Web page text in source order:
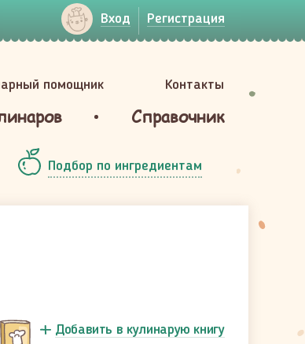
Вход Регистрация
помощник Контакты
Справочник
Подбор по ингредиентам
Добавить в кулинарую книгу